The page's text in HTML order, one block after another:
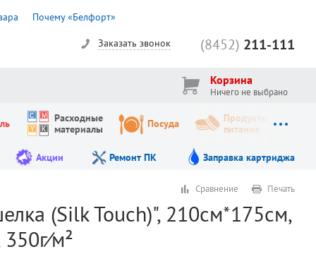
Почему «Белфорт»
(8452) 211-111
Заказать звонок
Корзина
Ничего не выбрано
Расходные
материалы
Посуда
Продукты
питания
Акции Ремонт ПК Заправка картриджа
(Silk Touch)", 210см*175см,
Сравнение Печать